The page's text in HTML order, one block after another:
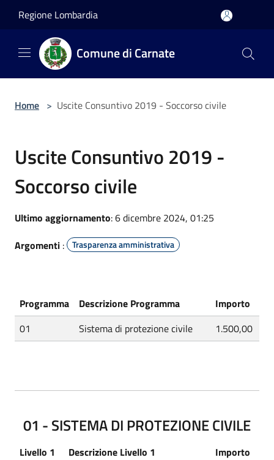
Regione Lombardia
Comune di Carnate
Home > Uscite Consuntivo 2019 - Soccorso civile
Uscite Consuntivo 2019 -
Soccorso civile
Ultimo aggiornamento: 6 dicembre 2024, 01:25
Argomenti : Trasparenza amministrativa
Programma Descrizione Programma
Importo
01
Sistema di protezione civile 1.500,00
01 - SISTEMA DI PROTEZIONE CIVILE
Livello 1 Descrizione Livello 1
Importo